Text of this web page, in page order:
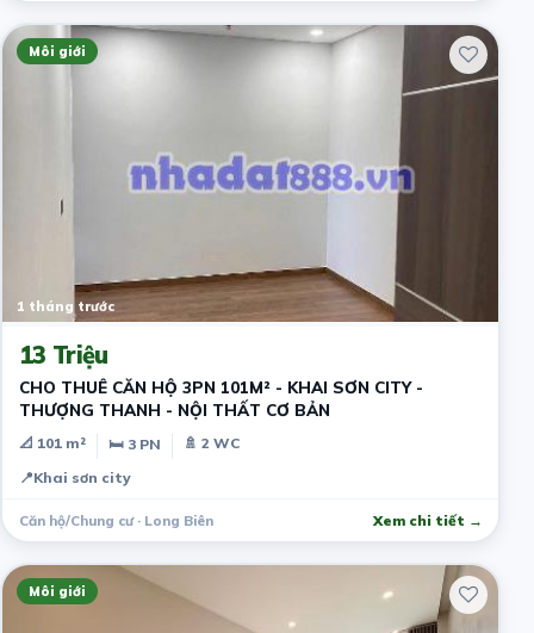
Môi giới
1 tháng trước
13 Triệu
CHO THUÊ CĂN HỘ 3PN 101M² - KHAI SƠN CITY -
THƯỢNG THANH - NỘI THẤT CƠ BẢN
📐 101 m² 🛏 3 PN
🚿 2 WC
📍Khai sơn city
Căn hộ/Chung cư · Long Biên Xem chi tiết →
Môi giới